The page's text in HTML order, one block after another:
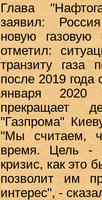
Глава
заявил:
новую
отметил:
транзиту газа
после 2019 года
января 2020
прекращает
"Газпрома"
"Мы считаем,
время. Цель -
кризис, как это
позволит им
интерес", -